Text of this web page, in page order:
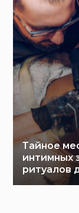
Тайное
интимных
ритуалов